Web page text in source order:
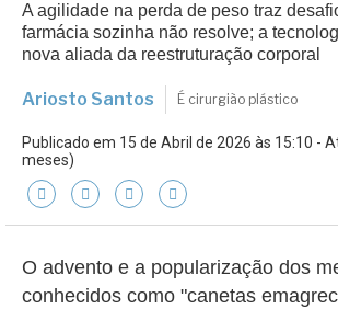
A agilidade na perda de peso traz
farmácia sozinha não resolve; a
nova aliada da reestruturação corporal
Ariosto Santos É cirurgião plástico
Publicado em 15 de Abril de 2026 às 15:10 -
meses)
O advento e a popularização dos
conhecidos como "canetas